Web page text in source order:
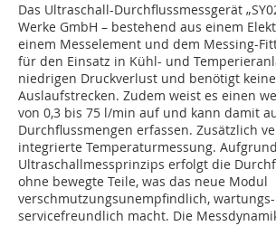
Das Ultraschall-Durchflussmessgerät
Werke GmbH – bestehend aus einem
einem Messelement und dem Messing-
für den Einsatz in Kühl- und
niedrigen Druckverlust und benötigt
Auslaufstrecken. Zudem weist es einen
von 0,3 bis 75 l/min auf und kann damit
Durchflussmengen erfassen. Zusätzlich
integrierte Temperaturmessung.
Ultraschallmessprinzips erfolgt die
ohne bewegte Teile, was das neue Modul
verschmutzungsunempfindlich,
servicefreundlich macht. Die